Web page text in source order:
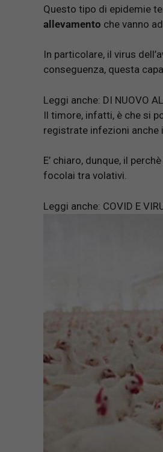
Questo tipo di epidemie
allevamento che vanno
In particolare, il virus
conseguenza, questa
Leggi anche: DI NUOVO
Il timore, infatti, è che si
registrate infezioni anche
E’ chiaro, dunque, il
focolai tra volativi.
Leggi anche: COVID E